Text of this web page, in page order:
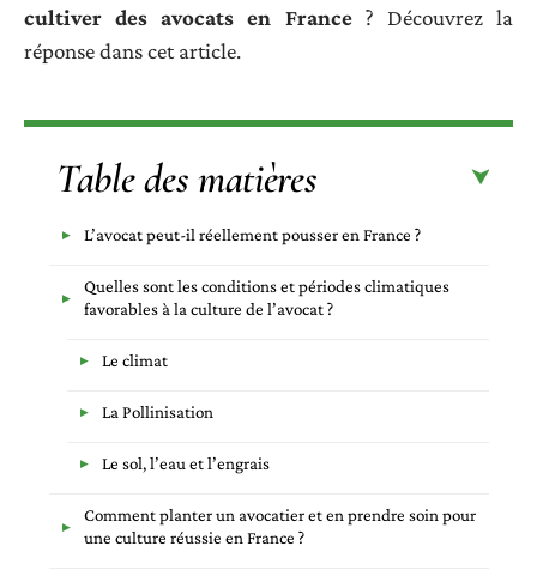
cultiver des avocats en France ? Découvrez la
réponse dans cet article.
Table des matières
L’avocat peut-il réellement pousser en France ?
Quelles sont les conditions et périodes climatiques
favorables à la culture de l’avocat ?
Le climat
La Pollinisation
Le sol, l’eau et l’engrais
Comment planter un avocatier et en prendre soin pour
une culture réussie en France ?